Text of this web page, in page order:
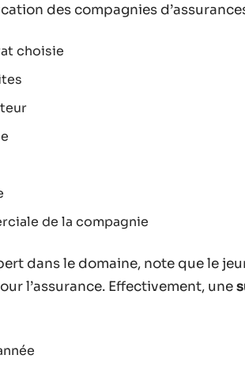
des compagnies
choisie
de la compagnie
dans le domaine, note que le
l’assurance. Effectivement, une